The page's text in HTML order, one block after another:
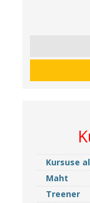
Kursuse
Maht
Treener